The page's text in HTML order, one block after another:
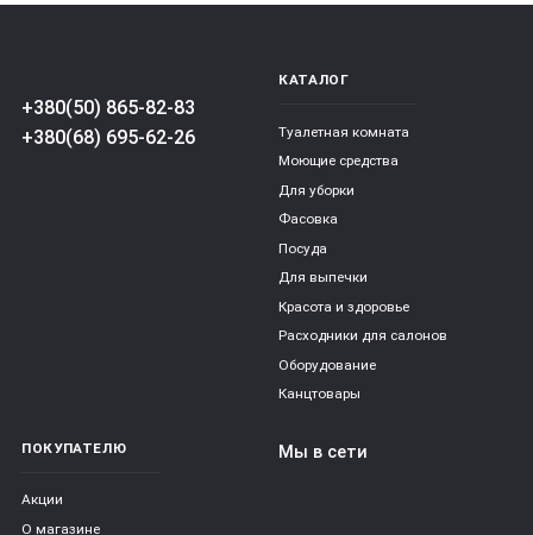
+380(50) 865-82-83
+380(68) 695-62-26
КАТАЛОГ
Туалетная комната
Моющие средства
Для уборки
Фасовка
Посуда
Для выпечки
Красота и здоровье
Расходники для салонов
Оборудование
Канцтовары
ПОКУПАТЕЛЮ
Акции
О магазине
Мы в сети